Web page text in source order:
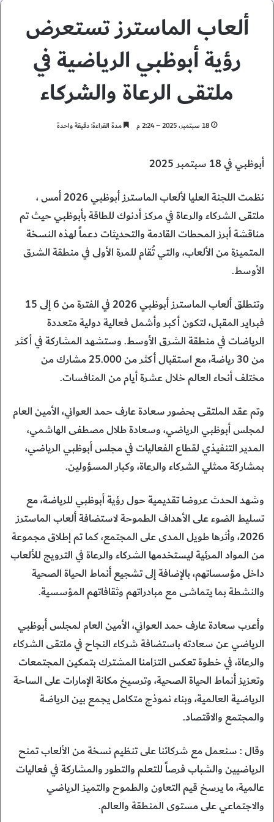
ألعاب الماسترز تستعرض
رؤية أبوظبي الرياضية في
ملتقى الرعاة والشركاء
18 سبتمبر، 2025 – 2:24 م مدة القراءة: دقيقة واحدة
أبوظبي في 18 سبتمبر 2025
نظمت اللجنة العليا لألعاب الماسترز أبوظبي 2026 أمس ،
ملتقى الشركاء والرعاة في مركز أدنوك للطاقة بأبوظبي حيث تم
مناقشة أبرز المحطات القادمة والتحديثات دعماً لهذه النسخة
المتميزة من الألعاب، والتي تُقام للمرة الأولى في منطقة الشرق
الأوسط.
وتنطلق ألعاب الماسترز أبوظبي 2026 في الفترة من 6 إلى 15
فبراير المقبل، لتكون أكبر وأشمل فعالية دولية متعددة
الرياضات في منطقة الشرق الأوسط. وستشهد المشاركة في أكثر
من 30 رياضة، مع استقبال أكثر من 25.000 مشارك من
مختلف أنحاء العالم خلال عشرة أيام من المنافسات.
وتم عقد الملتقى بحضور سعادة عارف حمد العواني، الأمين العام
لمجلس أبوظبي الرياضي، وسعادة طلال مصطفى الهاشمي،
المدير التنفيذي لقطاع الفعاليات في مجلس أبوظبي الرياضي،
بمشاركة ممثلي الشركاء والرعاة، وكبار المسؤولين.
وشهد الحدث عروضا تقديمية حول رؤية أبوظبي للرياضة، مع
تسليط الضوء على الأهداف الطموحة لاستضافة ألعاب الماسترز
2026، وأثرها طويل المدى على المجتمع، كما تم إطلاق مجموعة
من المواد المرئية ليستخدمها الشركاء والرعاة في الترويج للألعاب
داخل مؤسساتهم، بالإضافة إلى تشجيع أنماط الحياة الصحية
والنشطة بما يتماشى مع مبادراتهم وثقافاتهم المؤسسية.
وأعرب سعادة عارف حمد العواني، الأمين العام لمجلس أبوظبي
الرياضي عن سعادته باستضافة شركاء النجاح في ملتقى الشركاء
والرعاة، في خطوة تعكس التزامنا المشترك بتمكين المجتمعات
وتعزيز أنماط الحياة الصحية، وترسيخ مكانة الإمارات على الساحة
الرياضية العالمية، وبناء نموذج متكامل يجمع بين الرياضة
والمجتمع والاقتصاد.
وقال : سنعمل مع شركائنا على تنظيم نسخة من الألعاب تمنح
الرياضيين والشباب فرصاً للتعلم والتطور والمشاركة في فعاليات
عالمية، ما يرسخ قيم التعاون والطموح والتميز الرياضي
والاجتماعي على مستوى المنطقة والعالم.